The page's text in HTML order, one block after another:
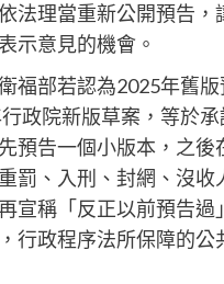
法理當重新公開預告，
示意見的機會。
福部若認為2025年舊
政院新版草案，等於
預告一個小版本，之後
罰、入刑、封網、沒收
宣稱「反正以前預告過
行政程序法所保障的公